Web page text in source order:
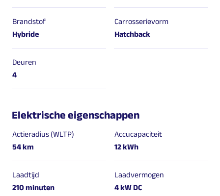
Brandstof
Hybride
Carrosserievorm
Hatchback
Deuren
4
Elektrische eigenschappen
Actieradius (WLTP)
54 km
Accucapaciteit
12 kWh
Laadtijd
210 minuten
Laadvermogen
4 kW DC